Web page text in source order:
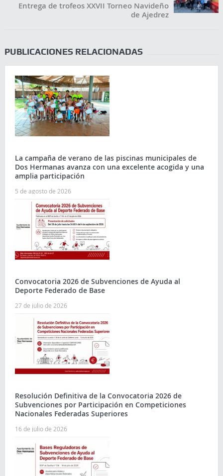
Entrega de trofeos XXVII Torneo Navideño
de Ajedrez
PUBLICACIONES RELACIONADAS
La campaña de verano de las piscinas municipales de
Dos Hermanas avanza con una excelente acogida y una
amplia participación
5 de agosto de 2026
Convocatoria 2026 de Subvenciones de Ayuda al
Deporte Federado de Base
27 de julio de 2026
Resolución Definitiva de la Convocatoria 2026 de
Subvenciones por Participación en Competiciones
Nacionales Federadas Superiores
16 de julio de 2026